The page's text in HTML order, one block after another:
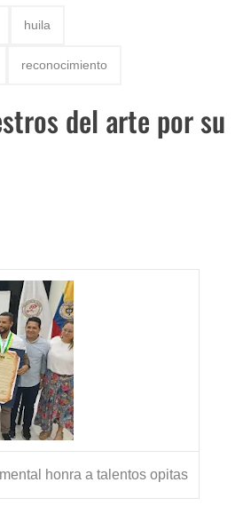
huila
reconocimiento
del arte por su
honra a talentos opitas